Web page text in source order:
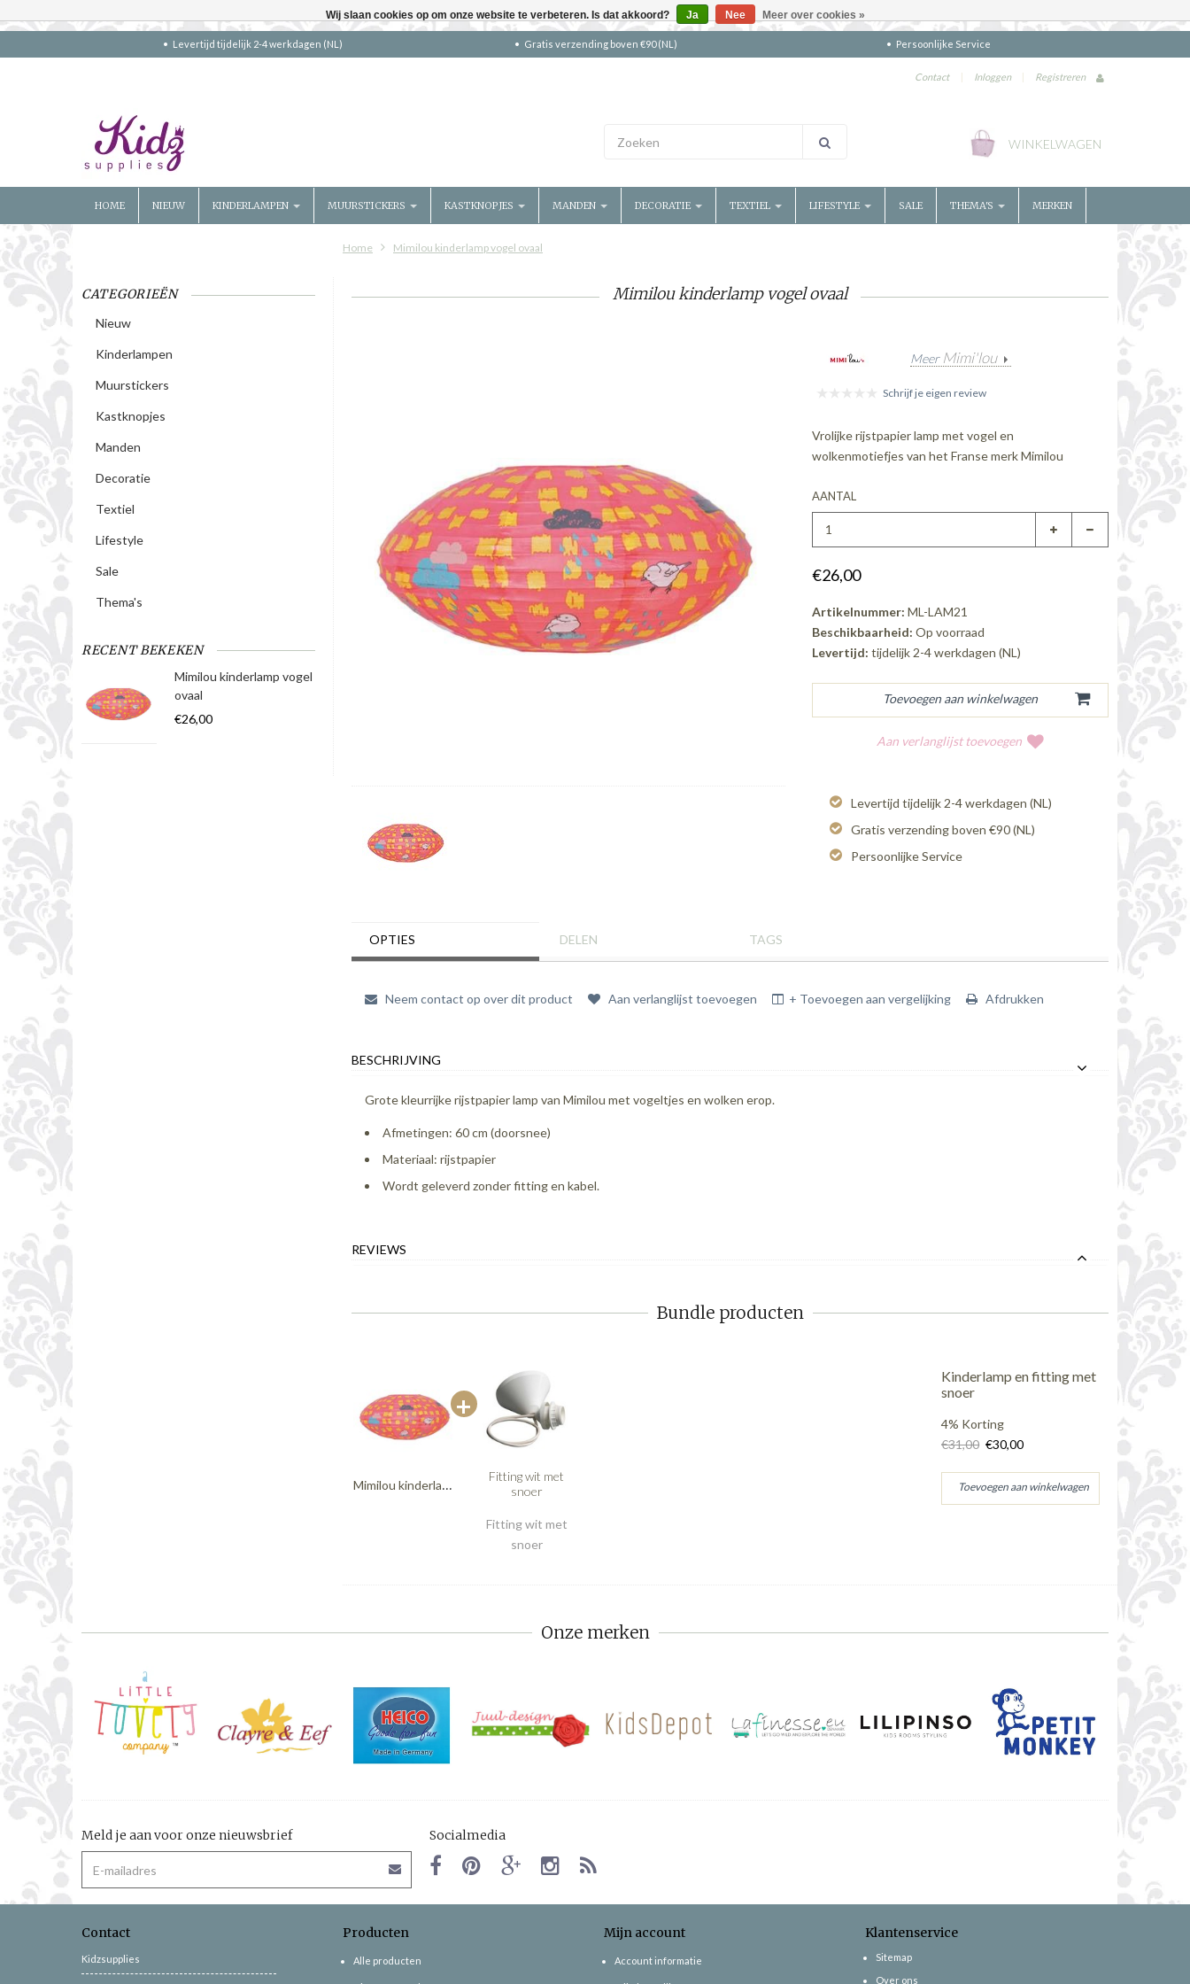
Levertijd tijdelijk 2-4 werkdagen (NL) Gratis verzending boven €90 (NL) Persoonlijke Service
Contact | Inloggen | Registreren
WINKELWAGEN
HOME NIEUW KINDERLAMPEN MUURSTICKERS KASTKNOPJES MANDEN DECORATIE TEXTIEL LIFESTYLE SALE THEMA'S MERKEN
Home Mimilou kinderlamp vogel ovaal
CATEGORIEËN
Nieuw
Kinderlampen
Muurstickers
Kastknopjes
Manden
Decoratie
Textiel
Lifestyle
Sale
Thema's
RECENT BEKEKEN
Mimilou kinderlamp vogel
ovaal
€26,00
Mimilou kinderlamp vogel ovaal
Meer Mimi'lou
Schrijf je eigen review
Vrolijke rijstpapier lamp met vogel en
wolkenmotiefjes van het Franse merk Mimilou
AANTAL
€26,00
Artikelnummer: ML-LAM21
Beschikbaarheid: Op voorraad
Levertijd: tijdelijk 2-4 werkdagen (NL)
Aan verlanglijst toevoegen
Levertijd tijdelijk 2-4 werkdagen (NL)
Gratis verzending boven €90 (NL)
Persoonlijke Service
OPTIES DELEN TAGS
Neem contact op over dit product Aan verlanglijst toevoegen + Toevoegen aan vergelijking Afdrukken
BESCHRIJVING
Grote kleurrijke rijstpapier lamp van Mimilou met vogeltjes en wolken erop.
Afmetingen: 60 cm (doorsnee)
Materiaal: rijstpapier
Wordt geleverd zonder fitting en kabel.
REVIEWS
Bundle producten
Mimilou kinderlamp vogel ovaal
Fitting wit met
snoer
Fitting wit met
snoer
Kinderlamp en fitting met
snoer
4% Korting
€31,00 €30,00
Onze merken
Meld je aan voor onze nieuwsbrief Socialmedia
Contact
Kidzsupplies
Producten
Alle producten
Mijn account
Account informatie
Klantenservice
Sitemap
Over ons
Wij slaan cookies op om onze website te verbeteren. Is dat akkoord? Ja Nee Meer over cookies »